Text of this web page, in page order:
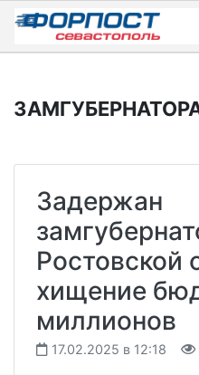
Skip
content
Задержан
Ростовской
хищение
миллионов
17.02.2025 в 12:18